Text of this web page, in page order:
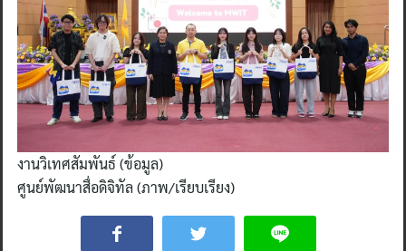
for:
งานวิเทศสัมพันธ์ (ข้อมูล)
ศูนย์พัฒนาสื่อดิจิทัล (ภาพ/เรียบเรียง)